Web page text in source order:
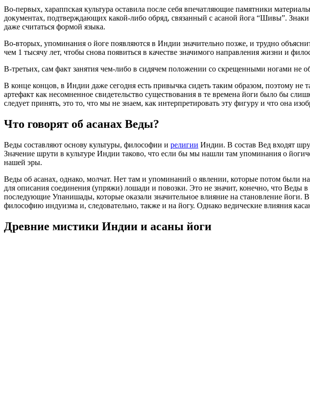
Во-первых, хараппская культура оставила после себя впечатляющие памятники
документах, подтверждающих какой-либо обряд, связанный с асаной йога “Шивы”.
даже считаться формой языка.
Во-вторых, упоминания о йоге появляются в Индии значительно позже, и трудно
чем 1 тысячу лет, чтобы снова появиться в качестве значимого направления жизни и
В-третьих, сам факт занятия чем-либо в сидячем положении со скрещенными ногами не
В конце концов, в Индии даже сегодня есть привычка сидеть таким образом, поэтому
артефакт как несомненное свидетельство существования в те времена йоги было бы
следует принять, это то, что мы не знаем, как интерпретировать эту фигуру и что она
Что говорят об асанах Веды?
Веды составляют основу культуры, философии и религии Индии. В состав Вед входят
Значение шрути в культуре Индии таково, что если бы мы нашли там упоминания о
нашей эры.
Веды об асанах, однако, молчат. Нет там и упоминаний о явлении, которые потом были
для описания соединения (упряжи) лошади и повозки. Это не значит, конечно, что Веды
последующие Упанишады, которые оказали значительное влияние на становление йоги.
философию индуизма и, следовательно, также и на йогу. Однако ведические влияния
Древние мистики Индии и асаны йоги